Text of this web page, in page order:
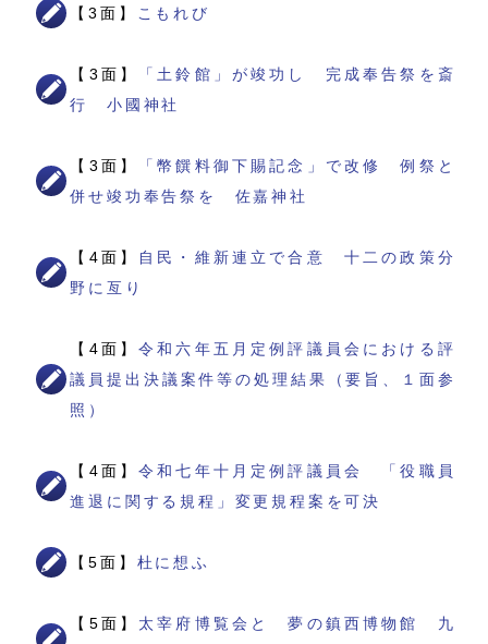
【3面】 こもれび
【3面】
「土鈴館」が竣功し 完成奉告祭を斎
行 小國神社
【3面】
「幣饌料御下賜記念」で改修 例祭と
併せ竣功奉告祭を 佐嘉神社
【4面】
自民・維新連立で合意 十二の政策分
野に亙り
【4面】令和六年五月定例評議員会における評
議員提出決議案件等の処理結果（要旨、１面参
照）
【4面】令和七年十月定例評議員会 「役職員
進退に関する規程」変更規程案を可決
【5面】 杜に想ふ
【5面】 太宰府博覧会と 夢の鎮西博物館 九